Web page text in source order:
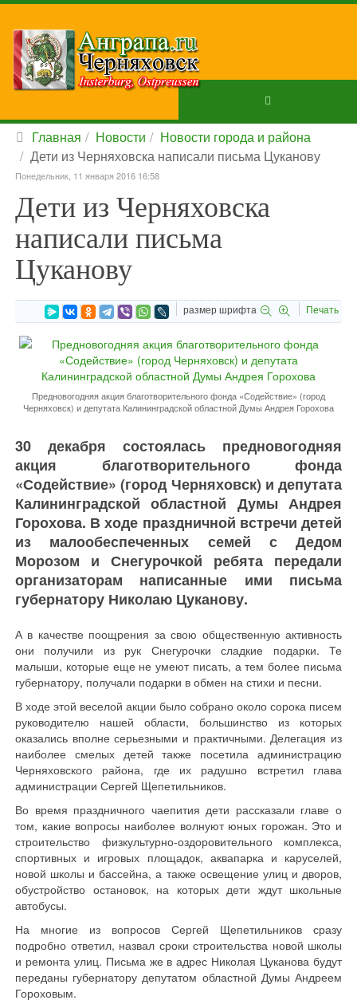
Главная Новости
Новости города и района
Дети из Черняховска написали письма Цуканову
Понедельник, 11 января 2016 16:58
Дети из Черняховска
написали письма
Цуканову
размер шрифта Печать
Предновогодняя акция благотворительного фонда «Содействие» (город
Черняховск) и депутата Калининградской областной Думы Андрея Горохова
30 декабря состоялась предновогодняя
акция благотворительного фонда
«Содействие» (город Черняховск) и депутата
Калининградской областной Думы Андрея
Горохова. В ходе праздничной встречи детей
из малообеспеченных семей с Дедом
Морозом и Снегурочкой ребята передали
организаторам написанные ими письма
губернатору Николаю Цуканову.
А в качестве поощрения за свою общественную активность
они получили из рук Снегурочки сладкие подарки. Те
малыши, которые еще не умеют писать, а тем более письма
губернатору, получали подарки в обмен на стихи и песни.
В ходе этой веселой акции было собрано около сорока писем
руководителю нашей области, большинство из которых
оказались вполне серьезными и практичными. Делегация из
наиболее смелых детей также посетила администрацию
Черняховского района, где их радушно встретил глава
администрации Сергей Щепетильников.
Во время праздничного чаепития дети рассказали главе о
том, какие вопросы наиболее волнуют юных горожан. Это и
строительство физкультурно-оздоровительного комплекса,
спортивных и игровых площадок, аквапарка и каруселей,
новой школы и бассейна, а также освещение улиц и дворов,
обустройство остановок, на которых дети ждут школьные
автобусы.
На многие из вопросов Сергей Щепетильников сразу
подробно ответил, назвал сроки строительства новой школы
и ремонта улиц. Письма же в адрес Николая Цуканова будут
переданы губернатору депутатом областной Думы Андреем
Гороховым.